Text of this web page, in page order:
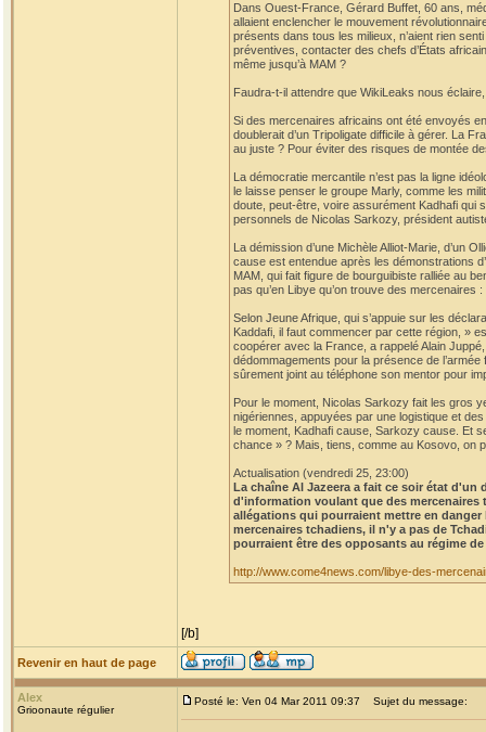
Dans Ouest-France, Gérard Buffet, 60 ans,
allaient enclencher le mouvement
présents dans tous les milieux, n’aient rien
préventives, contacter des chefs d’États
même jusqu’à MAM ?
Faudra-t-il attendre que WikiLeaks nous
Si des mercenaires africains ont été envoyés
doublerait d’un Tripoligate difficile à gérer. La
au juste ? Pour éviter des risques de montée
La démocratie mercantile n’est pas la ligne
le laisse penser le groupe Marly, comme les
doute, peut-être, voire assurément Kadhafi qui
personnels de Nicolas Sarkozy, président
La démission d’une Michèle Alliot-Marie, d’un
cause est entendue après les démonstrations
MAM, qui fait figure de bourguibiste ralliée au
pas qu’en Libye qu’on trouve des
Selon Jeune Afrique, qui s’appuie sur les
Kaddafi, il faut commencer par cette région, »
coopérer avec la France, a rappelé Alain
dédommagements pour la présence de
sûrement joint au téléphone son mentor pour
Pour le moment, Nicolas Sarkozy fait les gros
nigériennes, appuyées par une logistique et
le moment, Kadhafi cause, Sarkozy cause. Et
chance » ? Mais, tiens, comme au Kosovo, on
Actualisation (vendredi 25, 23:00)
La chaîne Al Jazeera a fait ce soir état
d'information voulant que des mercenaires
allégations qui pourraient mettre en
mercenaires tchadiens, il n'y a pas de
pourraient être des opposants au régime de
http://www.come4news.com/libye-des-
[/b]
Revenir en haut de page
Alex
Grioonaute régulier
Posté le: Ven 04 Mar 2011 09:37 Sujet du message: